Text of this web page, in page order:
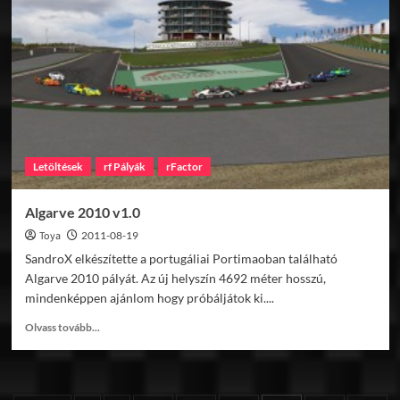
a
Gyorsasági
Országos
Bajnokságról
Letöltések rf Pályák rFactor
Algarve 2010 v1.0
Toya 2011-08-19
SandroX elkészítette a portugáliai Portimaoban található
Algarve 2010 pályát. Az új helyszín 4692 méter hosszú,
mindenképpen ajánlom hogy próbáljátok ki....
Olvass tovább...